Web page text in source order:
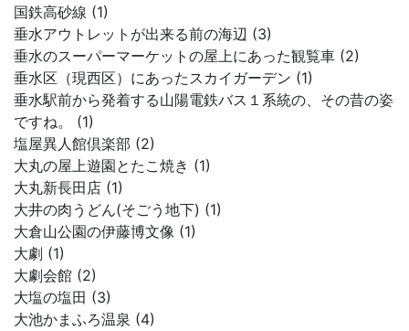
国鉄高砂線 (1)
垂水アウトレットが出来る前の海辺 (3)
垂水のスーパーマーケットの屋上にあった観覧車 (2)
垂水区（現西区）にあったスカイガーデン (1)
垂水駅前から発着する山陽電鉄バス１系統の、その昔の姿
ですね。 (1)
塩屋異人館倶楽部 (2)
大丸の屋上遊園とたこ焼き (1)
大丸新長田店 (1)
大井の肉うどん(そごう地下) (1)
大倉山公園の伊藤博文像 (1)
大劇 (1)
大劇会館 (2)
大塩の塩田 (3)
大池かまふろ温泉 (4)